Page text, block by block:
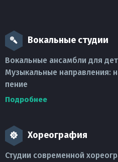
Вокальные студии
Вокальные ансамбли для
Музыкальные направления:
пение
Подробнее
Хореография
Студии современной